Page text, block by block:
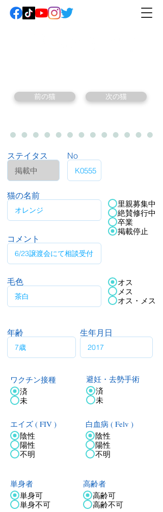
前の猫 次の猫
ステイタス No
猫の名前
コメント
里親募集中
絶賛修行中
卒業
掲載停止
毛色
オス
メス
オス・メス
年齢 生年月日
ワクチン接種
済
未
エイズ ( FIV )
陰性
陽性
不明
避妊・去勢手術
済
未
白血病 ( Felv )
陰性
陽性
不明
単身者
単身可
単身不可
高齢者
高齢可
高齢不可